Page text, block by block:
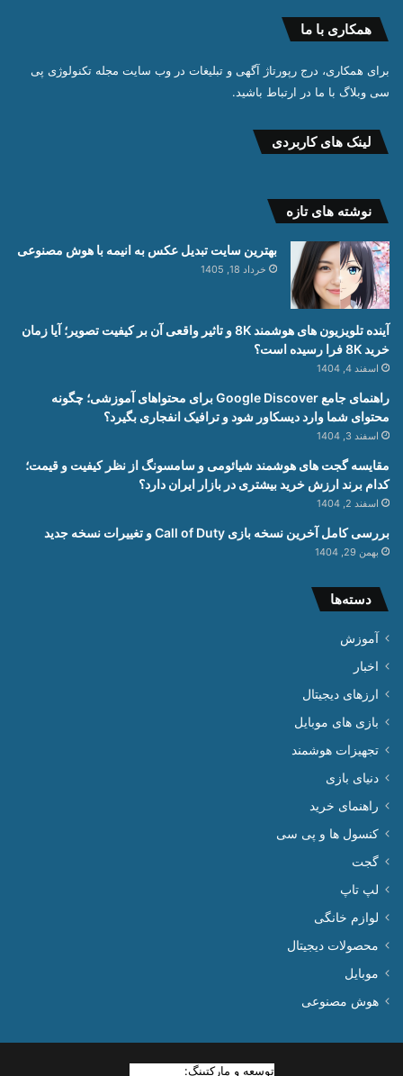
همکاری با ما
برای همکاری، درج رپورتاژ آگهی و تبلیغات در وب سایت مجله تکنولوژی پی
سی وبلاگ با ما در ارتباط باشید.
لینک های کاربردی
نوشته های تازه
بهترین سایت تبدیل عکس به انیمه با هوش مصنوعی
خرداد 18, 1405
آینده تلویزیون های هوشمند 8K و تاثیر واقعی آن بر کیفیت تصویر؛ آیا زمان
خرید 8K فرا رسیده است؟
اسفند 4, 1404
راهنمای جامع Google Discover برای محتواهای آموزشی؛ چگونه
محتوای شما وارد دیسکاور شود و ترافیک انفجاری بگیرد؟
اسفند 3, 1404
مقایسه گجت های هوشمند شیائومی و سامسونگ از نظر کیفیت و قیمت؛
کدام برند ارزش خرید بیشتری در بازار ایران دارد؟
اسفند 2, 1404
بررسی کامل آخرین نسخه بازی Call of Duty و تغییرات نسخه جدید
بهمن 29, 1404
دسته‌ها
آموزش
اخبار
ارزهای دیجیتال
بازی های موبایل
تجهیزات هوشمند
دنیای بازی
راهنمای خرید
کنسول ها و پی سی
گجت
لپ تاپ
لوازم خانگی
محصولات دیجیتال
موبایل
هوش مصنوعی
توسعه و مارکتینگ: